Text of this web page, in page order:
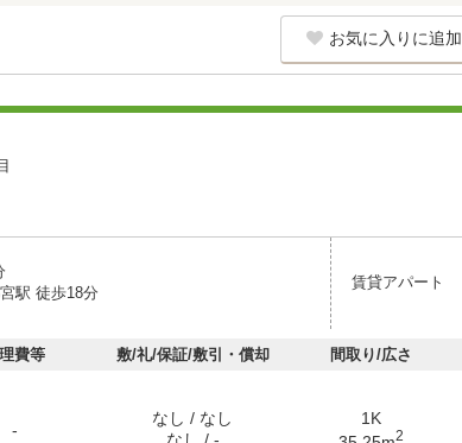
お気に入りに追加
駅 徒歩18分
賃貸アパート
費等 敷/礼/保証/敷引・償却 間取り/広さ
-
なし / なし
1K
2